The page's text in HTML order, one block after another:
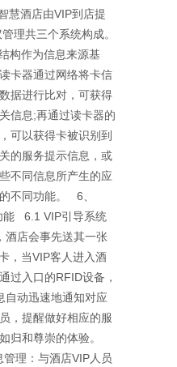
慧酒店由VIP到店提
理共三个系统构成。
构作为信息来源基
卡器通过网络将卡信
据进行比对，可获得
信息;再通过读卡器的
可以获得卡被识别到
的服务提示信息，或
不同信息所产生的应
不同功能。 6、
能 6.1 VIP引导系统
酒店会事先送其一张
，当VIP客人进入酒
过入口的RFID设备，
自动迅速地通知对应
，提醒做好相应的服
归和尊崇的体验。
理：与酒店VIP人员